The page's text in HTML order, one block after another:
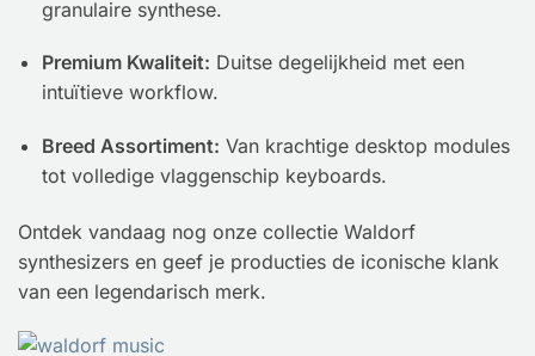
granulaire synthese.
Premium Kwaliteit: Duitse degelijkheid met een
intuïtieve workflow.
Breed Assortiment: Van krachtige desktop modules
tot volledige vlaggenschip keyboards.
Ontdek vandaag nog onze collectie Waldorf
synthesizers en geef je producties de iconische klank
van een legendarisch merk.